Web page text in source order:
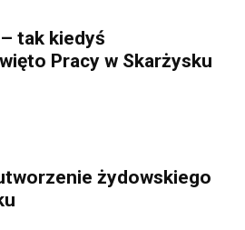
tak kiedyś
Pracy w Skarżysku
żydowskiego